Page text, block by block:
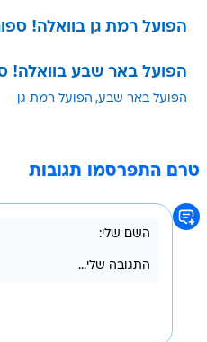
הפועל רמת גן בוואלה!
הפועל באר שבע בוואלה!
הפועל באר שבע הפועל רמת גן
טרם התפרסמו תגובות